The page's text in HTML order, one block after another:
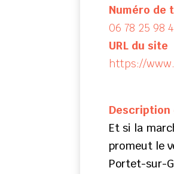
Numéro de
06 78 25 98
URL du site
https://
Description
Et si la
promeut le
Portet-sur-